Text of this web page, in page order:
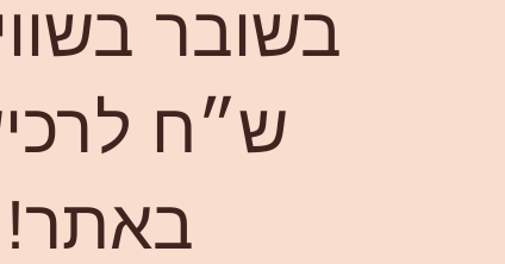
בשובר
ש״ח
באתר!